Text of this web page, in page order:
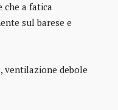
che a fatica
sul barese e
ventilazione debole